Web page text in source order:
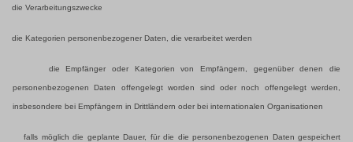
die Verarbeitungszwecke
die Kategorien personenbezogener Daten, die verarbeitet werden
die Empfänger oder Kategorien von Empfängern, gegenüber denen die
personenbezogenen Daten offengelegt worden sind oder noch offengelegt werden,
insbesondere bei Empfängern in Drittländern oder bei internationalen Organisationen
falls möglich die geplante Dauer, für die die personenbezogenen Daten gespeichert